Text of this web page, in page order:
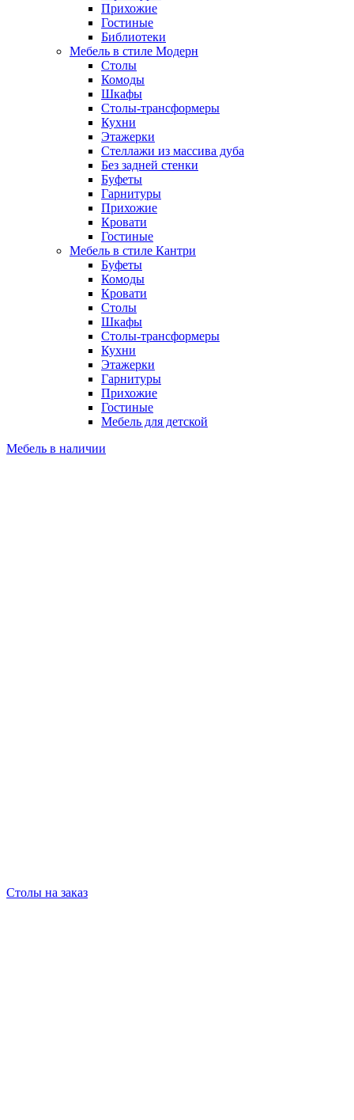
Прихожие
Гостиные
Библиотеки
Мебель в стиле Модерн
Столы
Комоды
Шкафы
Столы-трансформеры
Кухни
Этажерки
Стеллажи из массива дуба
Без задней стенки
Буфеты
Гарнитуры
Прихожие
Кровати
Гостиные
Мебель в стиле Кантри
Буфеты
Комоды
Кровати
Столы
Шкафы
Столы-трансформеры
Кухни
Этажерки
Гарнитуры
Прихожие
Гостиные
Мебель для детской
Мебель в наличии
Столы на заказ